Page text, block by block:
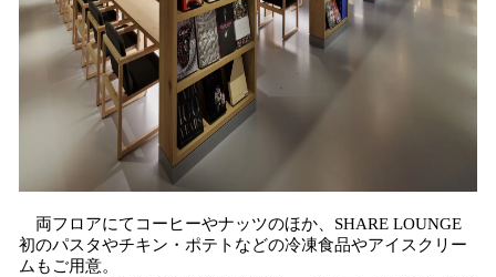
両フロアにてコーヒーやナッツのほか、SHARE LOUNGE
初のパスタやチキン・ポテトなどの冷凍食品やアイスクリー
ムもご用意。